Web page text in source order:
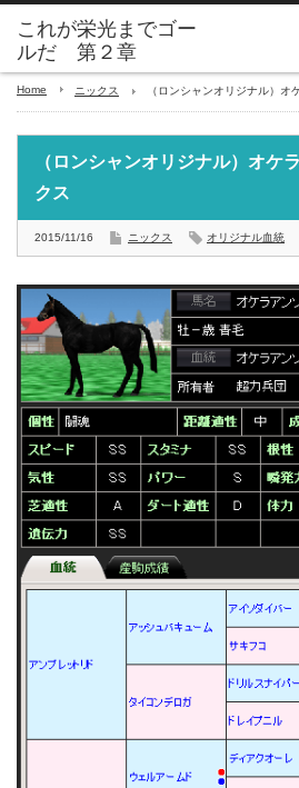
これが栄光までゴー
ルだ 第２章
Home ニックス （ロンシャンオリジナル）オ
（ロンシャンオリジナル）オケ
クス
2015/11/16 ニックス オリジナル血統